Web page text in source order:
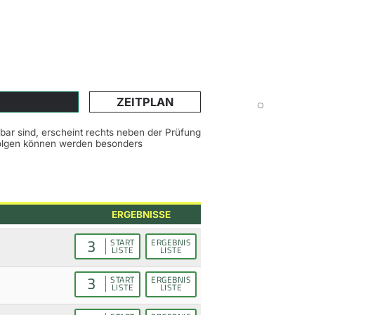
ZEITPLAN
sind, erscheint rechts neben der Prüfung
können werden besonders
ERGEBNISSE
3 START
LISTE
ERGEBNIS
LISTE
3 START
LISTE
ERGEBNIS
LISTE